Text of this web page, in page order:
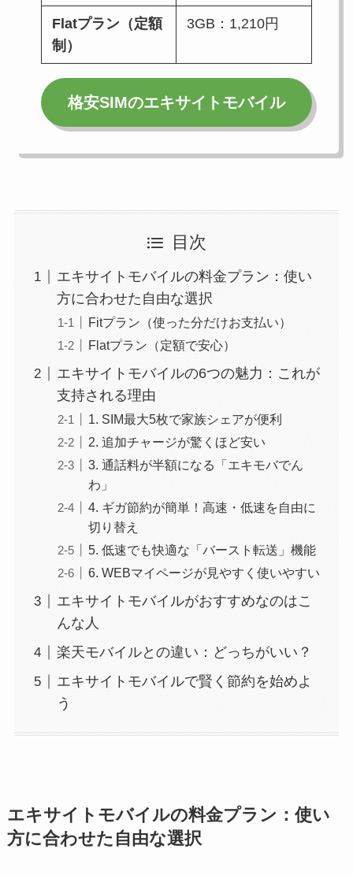
Flatプラン（定額
制）
3GB：1,210円
格安SIMのエキサイトモバイル
目次
エキサイトモバイルの料金プラン：使い
方に合わせた自由な選択
Fitプラン（使った分だけお支払い）
Flatプラン（定額で安心）
エキサイトモバイルの6つの魅力：これが
支持される理由
1. SIM最大5枚で家族シェアが便利
2. 追加チャージが驚くほど安い
3. 通話料が半額になる「エキモバでん
わ」
4. ギガ節約が簡単！高速・低速を自由に
切り替え
5. 低速でも快適な「バースト転送」機能
6. WEBマイページが見やすく使いやすい
エキサイトモバイルがおすすめなのはこ
んな人
楽天モバイルとの違い：どっちがいい？
エキサイトモバイルで賢く節約を始めよ
う
エキサイトモバイルの料金プラン：使い
方に合わせた自由な選択